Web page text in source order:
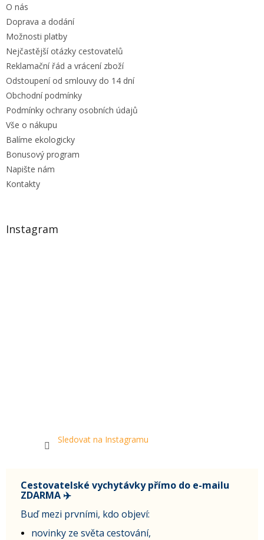
O nás
Doprava a dodání
Možnosti platby
Nejčastější otázky cestovatelů
Reklamační řád a vrácení zboží
Odstoupení od smlouvy do 14 dní
Obchodní podmínky
Podmínky ochrany osobních údajů
Vše o nákupu
Balíme ekologicky
Bonusový program
Napište nám
Kontakty
Instagram
Sledovat na Instagramu
Cestovatelské vychytávky přímo do e-mailu
ZDARMA ✈️
Buď mezi prvními, kdo objeví:
novinky ze světa cestování,